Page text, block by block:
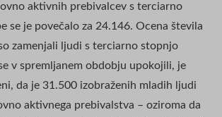
aktivnih prebivalcev s terciarno
se je povečalo za 24.146. Ocena števila
zamenjali ljudi s terciarno stopnjo
v spremljanem obdobju upokojili, je
da je 31.500 izobraženih mladih ljudi
aktivnega prebivalstva – oziroma da